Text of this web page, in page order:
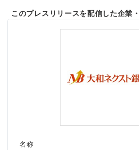
このプレスリリースを配信した企業
名称